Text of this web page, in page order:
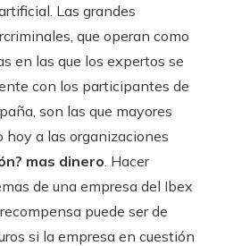
Las grandes
que operan como
en las que los expertos se
con los participantes de
son las que mayores
hoy a las organizaciones
mas dinero. Hacer
de una empresa del Ibex
recompensa puede ser de
si la empresa en cuestión